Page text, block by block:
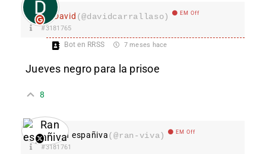
David (@davidcarrallaso) EM Off
#3181765
Bot en RRSS 7 meses hace
Jueves negro para la prisoe
8
Ran españiva(@ran-viva) EM Off
#3181761